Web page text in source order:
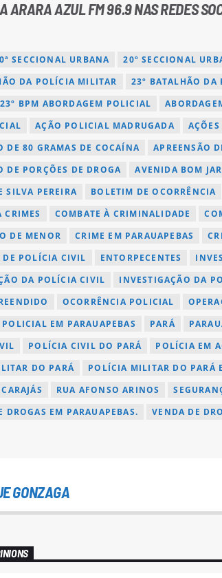
ARARA AZUL FM 96.9 NAS REDES
SECCIONAL URBANA
20º SECCIONAL
DA POLÍCIA MILITAR
23º BATALHÃO DA
23º BPM ABORDAGEM POLICIAL
AÇÃO POLICIAL MADRUGADA
DE 80 GRAMAS DE COCAÍNA
APREENSÃO
DE PORÇÕES DE DROGA
AVENIDA BOM
SILVA PEREIRA
BOLETIM DE OCORRÊNCIA
CRIMES
COMBATE À CRIMINALIDADE
DE MENOR
CRIME EM PARAUAPEBAS
DE POLÍCIA CIVIL
ENTORPECENTES
DA POLÍCIA CIVIL
INVESTIGAÇÃO DA
OCORRÊNCIA POLICIAL
EM PARAUAPEBAS
PARÁ
POLÍCIA CIVIL DO PARÁ POLÍCIA EM
DO PARÁ
POLÍCIA MILITAR DO PARÁ
RUA AFONSO ARINOS
DROGAS EM PARAUAPEBAS.
VENDA DE
GONZAGA